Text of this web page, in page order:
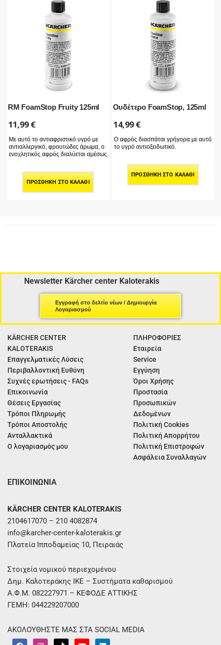
RM FoamStop Fruity 125ml
11,99€
Με αυτό το αντιαφριστικό υγρό με
αντιαλλεργικό, φρουτώδες άρωμα, ο
ενοχλητικός αφρός διαλύεται αμέσως.
ΠΡΟΣΘΉΚΗ ΣΤΟ ΚΑΛΆΘΙ
Ουδέτερο FoamStop, 125ml
14,99€
Ο αφρός διασπάται γρήγορα με αυτό
το υγρό αντιοξειδωτικό.
ΠΡΟΣΘΉΚΗ ΣΤΟ ΚΑΛΆΘΙ
Newsletter Kärcher center Kaloterakis
Εγγραφή στο δελτίο νέων / Δημιουργία
Λογαριασμού
KÄRCHER CENTER
KALOTERAKIS
Επαγγελματικές Λύσεις
Περιβαλλοντική Ευθύνη
Συχνές ερωτήσεις - FAQs
Επικοινωνία
Θέσεις Εργασίας
Τρόποι Πληρωμής
Τρόποι Αποστολής
Ανταλλακτικά
Ο λογαριασμός μου
ΠΛΗΡΟΦΟΡΙΕΣ
Εταιρεία
Service
Εγγύηση
Όροι Χρήσης
Προστασία
Προσωπικών
Δεδομένων
Πολιτική Cookies
Πολιτική Απορρήτου
Πολιτική Επιστροφών
Ασφάλεια Συναλλαγών
ΕΠΙΚΟΙΝΩΝΙΑ
KÄRCHER CENTER KALOTERAKIS
2104617070 – 210 4082874
info@karcher-center-kaloterakis.gr
Πλατεία Ιπποδαμείας 10, Πειραιάς
Στοιχεία νομικού περιεχομένου
Δημ. Καλοτεράκης ΙΚΕ – Συστήματα καθαρισμού
Α.Φ.Μ. 082227971 – ΚΕΦΟΔΕ ΑΤΤΙΚΗΣ
ΓΕΜΗ: 044229207000
ΑΚΟΛΟΥΘΗΣΤΕ ΜΑΣ ΣΤΑ SOCIAL MEDIA
F I T Y L